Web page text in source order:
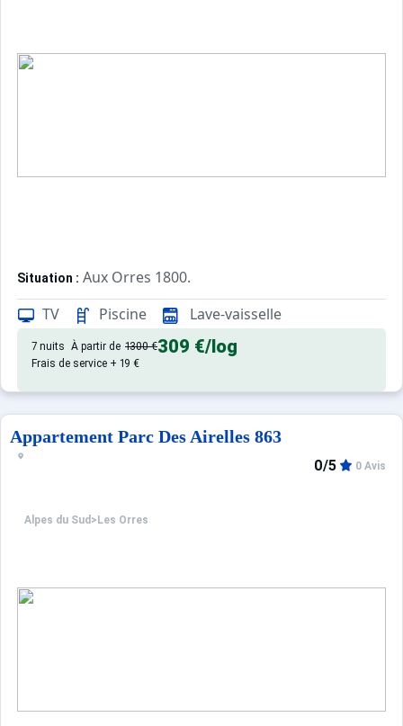
Situation : Aux Orres 1800.
Appartement de particulier :Confortable et tout équipé.
TV Piscine Lave-vaisselle
7 nuits À partir de 1300 €309 €/log
Frais de service + 19 €
Appartement Parc Des Airelles 863
Alpes du Sud > Les Orres
0/5 0 Avis